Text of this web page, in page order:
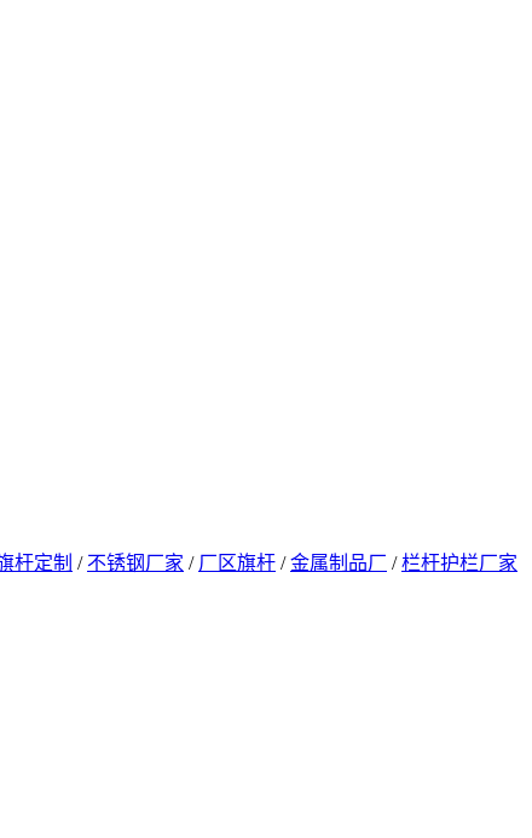
杆定制 / 不锈钢厂家 / 厂区旗杆 /金属制品厂 /栏杆护栏厂家